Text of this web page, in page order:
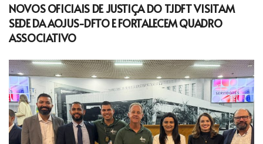
NOVOS OFICIAIS DE JUSTIÇA DO TJDFT VISITAM
SEDE DA AOJUS-DFTO E FORTALECEM QUADRO
ASSOCIATIVO